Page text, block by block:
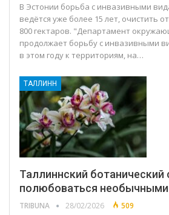
В Эстонии борьба с инвазивными
ведётся уже более 15 лет, очистить
800 гектаров. "Департамент
продолжает борьбу с инвазивными
в этом году к территориям, на…
ТАЛЛИНН
Таллиннский ботанический
полюбоваться
TRIBUNA 28/02/2026 509